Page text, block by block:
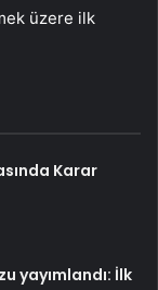
üzere ilk
Karar
yayımlandı: İlk